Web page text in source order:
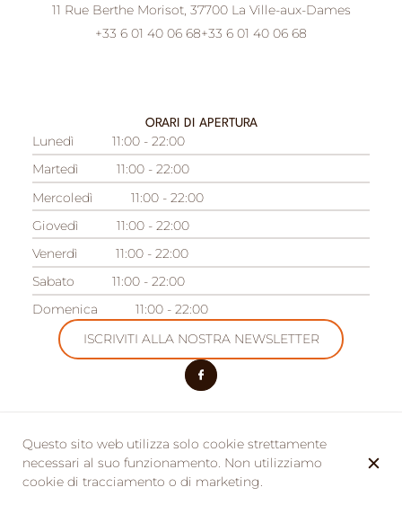
11 Rue Berthe Morisot, 37700 La Ville-aux-Dames
+33 6 01 40 06 68+33 6 01 40 06 68
ORARI DI APERTURA
Lunedì
11:00 - 22:00
Martedì
11:00 - 22:00
Mercoledì
11:00 - 22:00
Giovedì
11:00 - 22:00
Venerdì
11:00 - 22:00
Sabato
11:00 - 22:00
Domenica
11:00 - 22:00
ISCRIVITI ALLA NOSTRA NEWSLETTER
LE NOSTRE ALTRE SEDI
Camping des Acacias
Domaine des Acacias
Questo sito web utilizza solo cookie strettamente
necessari al suo funzionamento. Non utilizziamo
cookie di tracciamento o di marketing.